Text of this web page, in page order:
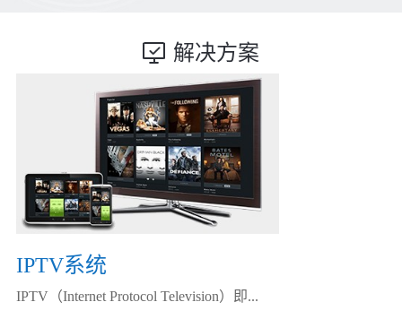
解决方案
IPTV系统
IPTV（Internet Protocol Television）即...